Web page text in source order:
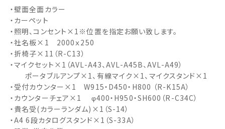
・壁面全面カラー
・カーペット
・照明、コンセント×1※位置を指定お願い致します。
・社名板×1 2000ｘ250
・折椅子×11（R-C13）
・マイクセット×1（AVL-A43、AVL-A45B、AVL-A49）
ポータブルアンプ×1、有線マイク×1、マイクスタンド×1
・受付カウンター×1 W915・D450・H800 （R-K15A）
・カウンターチェア×1 φ400・H950・SH600（R-C34C）
・貴名受(カラーランダム)×1（S-14）
・A4 6段カタログスタンド×1（S-33A）